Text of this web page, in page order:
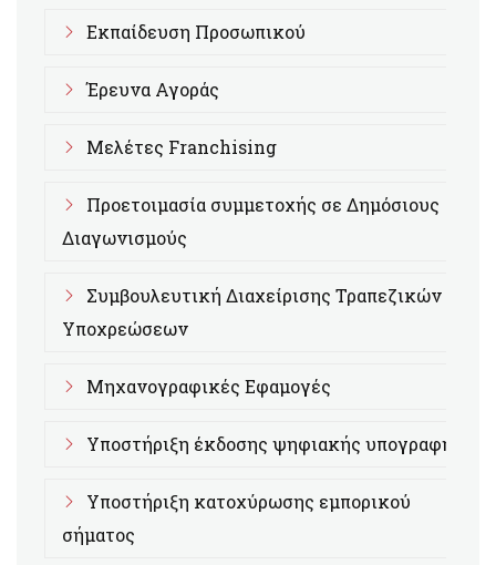
Εκπαίδευση Προσωπικού
Έρευνα Αγοράς
Μελέτες Franchising
Προετοιμασία συμμετοχής σε Δημόσιους
Διαγωνισμούς
Συμβουλευτική Διαχείρισης Τραπεζικών
Υποχρεώσεων
Μηχανογραφικές Εφαμογές
Υποστήριξη έκδοσης ψηφιακής υπογραφής
Υποστήριξη κατοχύρωσης εμπορικού
σήματος